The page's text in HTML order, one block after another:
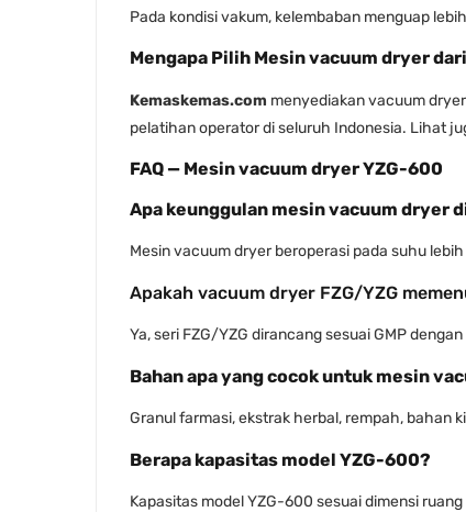
Pada kondisi vakum, kelembaban menguap
Mengapa Pilih Mesin vacuum dryer
Kemaskemas.com menyediakan vacuum
pelatihan operator di seluruh Indonesia. Lihat
FAQ — Mesin vacuum dryer YZG-600
Apa keunggulan mesin vacuum dryer
Mesin vacuum dryer beroperasi pada suhu
Apakah vacuum dryer FZG/YZG
Ya, seri FZG/YZG dirancang sesuai GMP
Bahan apa yang cocok untuk mesin
Granul farmasi, ekstrak herbal, rempah, bahan
Berapa kapasitas model YZG-600?
Kapasitas model YZG-600 sesuai dimensi